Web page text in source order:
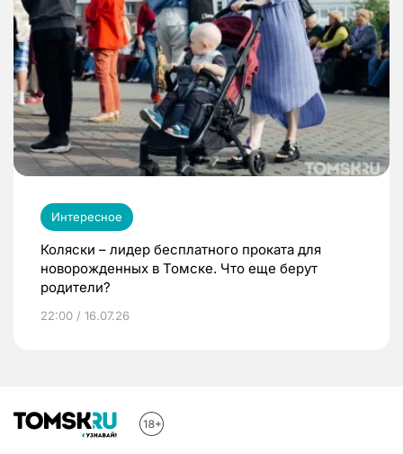
Интересное
Коляски – лидер бесплатного проката для
новорожденных в Томске. Что еще берут
родители?
22:00 / 16.07.26